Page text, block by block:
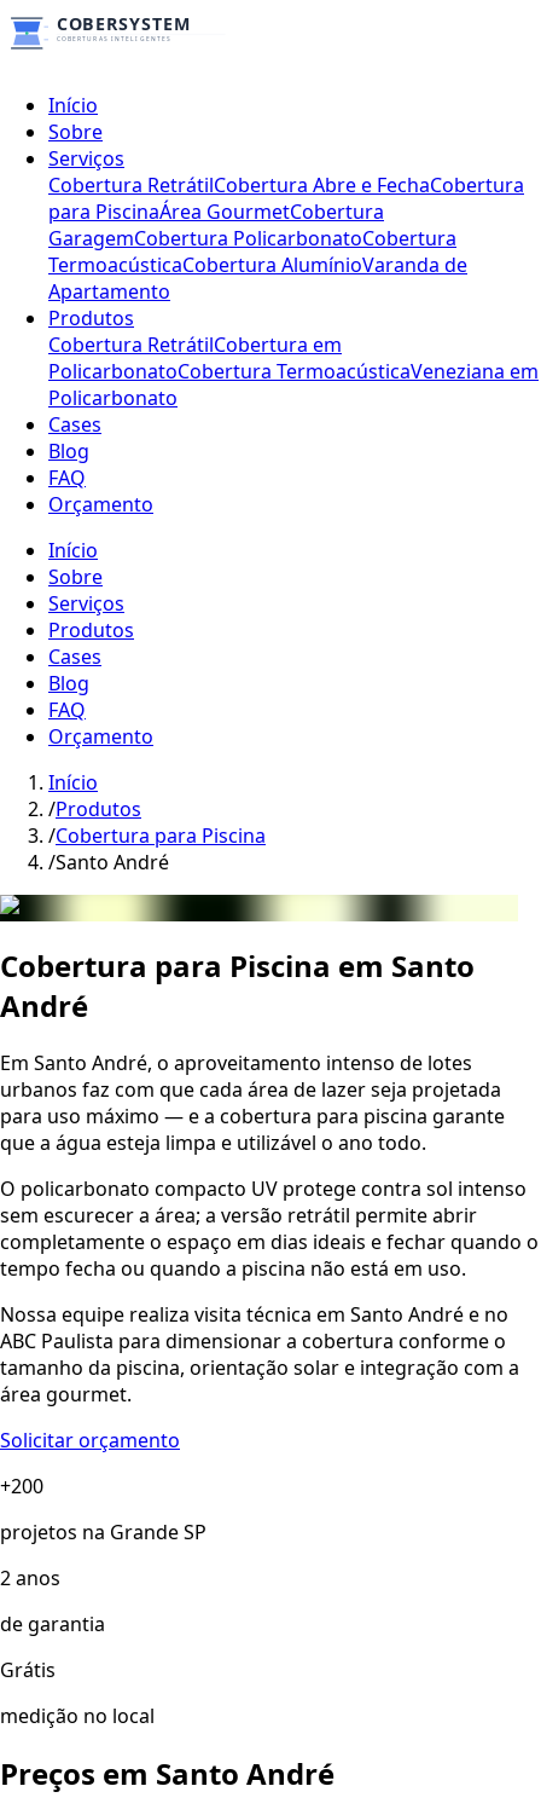
Início
Sobre
Serviços
Cobertura RetrátilCobertura Abre e FechaCobertura
para PiscinaÁrea GourmetCobertura
GaragemCobertura PolicarbonatoCobertura
TermoacústicaCobertura AlumínioVaranda de
Apartamento
Produtos
Cobertura RetrátilCobertura em
PolicarbonatoCobertura TermoacústicaVeneziana em
Policarbonato
Cases
Blog
FAQ
Orçamento
Início
Sobre
Serviços
Produtos
Cases
Blog
FAQ
Orçamento
Início
/Produtos
/Cobertura para Piscina
/Santo André
Cobertura para Piscina em Santo
André
Em Santo André, o aproveitamento intenso de lotes
urbanos faz com que cada área de lazer seja projetada
para uso máximo — e a cobertura para piscina garante
que a água esteja limpa e utilizável o ano todo.
O policarbonato compacto UV protege contra sol intenso
sem escurecer a área; a versão retrátil permite abrir
completamente o espaço em dias ideais e fechar quando o
tempo fecha ou quando a piscina não está em uso.
Nossa equipe realiza visita técnica em Santo André e no
ABC Paulista para dimensionar a cobertura conforme o
tamanho da piscina, orientação solar e integração com a
área gourmet.
Solicitar orçamento
+200
projetos na Grande SP
2 anos
de garantia
Grátis
medição no local
Preços em Santo André